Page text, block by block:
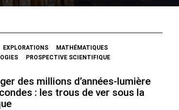
EXPLORATIONS
MATHÉMATIQUES
PROSPECTIVE SCIENTIFIQUE
des millions d’années-lumière
: les trous de ver sous la